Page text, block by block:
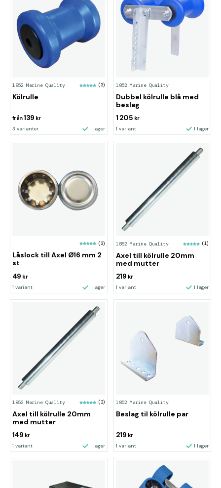
1852 Marine Quality (3)
Kölrulle
från139 kr
3 varianter I lager
1852 Marine Quality
Dubbel kölrulle blå med
beslag
1 205 kr
1 variant I lager
(3)
Låslock till Axel Ø16 mm 2
st
49 kr
1 variant I lager
1852 Marine Quality (1)
Axel till kölrulle 20mm
med mutter
219 kr
1 variant I lager
1852 Marine Quality (2)
Axel till kölrulle 20mm
med mutter
149 kr
1 variant I lager
1852 Marine Quality
Beslag til kölrulle par
219 kr
1 variant I lager